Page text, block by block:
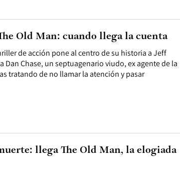
de acción pone al centro de su historia a Jeff
Dan Chase, un septuagenario viudo, ex agente de la
tratando de no llamar la atención y pasar
Old Man: cuando llega la cuenta
llega The Old Man, la elogiada